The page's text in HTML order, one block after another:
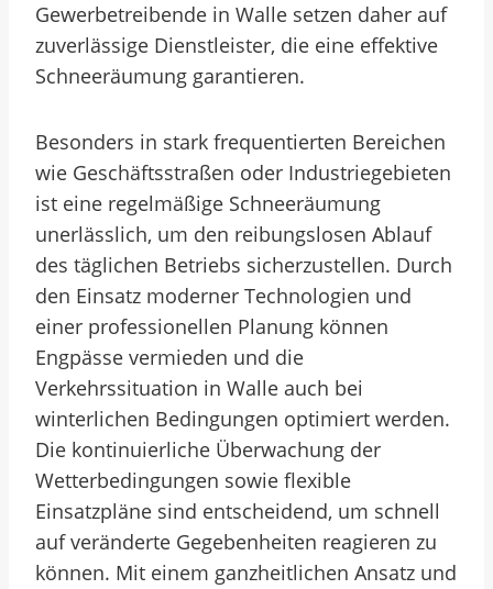
Gewerbetreibende in Walle setzen daher auf
zuverlässige Dienstleister, die eine effektive
Schneeräumung garantieren.
Besonders in stark frequentierten Bereichen
wie Geschäftsstraßen oder Industriegebieten
ist eine regelmäßige Schneeräumung
unerlässlich, um den reibungslosen Ablauf
des täglichen Betriebs sicherzustellen. Durch
den Einsatz moderner Technologien und
einer professionellen Planung können
Engpässe vermieden und die
Verkehrssituation in Walle auch bei
winterlichen Bedingungen optimiert werden.
Die kontinuierliche Überwachung der
Wetterbedingungen sowie flexible
Einsatzpläne sind entscheidend, um schnell
auf veränderte Gegebenheiten reagieren zu
können. Mit einem ganzheitlichen Ansatz und